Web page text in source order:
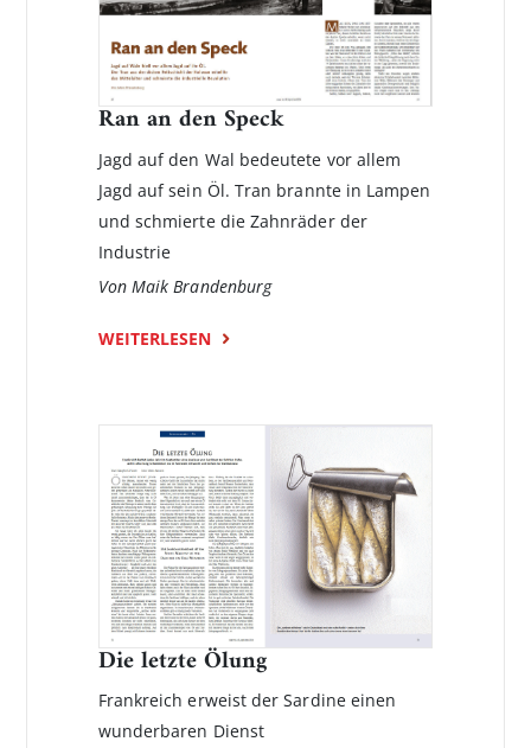
Ran an den Speck
Jagd auf den Wal bedeutete vor allem
Jagd auf sein Öl. Tran brannte in Lampen
und schmierte die Zahnräder der
Industrie
Von Maik Brandenburg
WEITERLESEN
Die letzte Ölung
Frankreich erweist der Sardine einen
wunderbaren Dienst